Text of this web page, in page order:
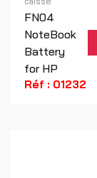
FN04
NoteBook
Battery
for HP
Réf : 01232